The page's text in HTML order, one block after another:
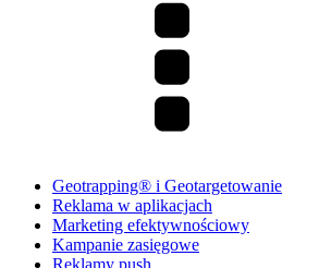
Geotrapping® i Geotargetowanie
Reklama w aplikacjach
Marketing efektywnościowy
Kampanie zasięgowe
Reklamy push